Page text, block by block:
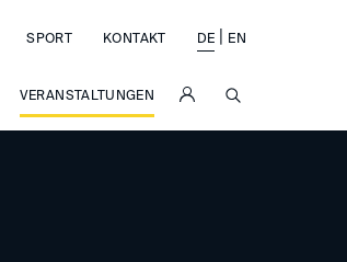
VERANSTALTUNGEN
SPORT KONTAKT DE EN